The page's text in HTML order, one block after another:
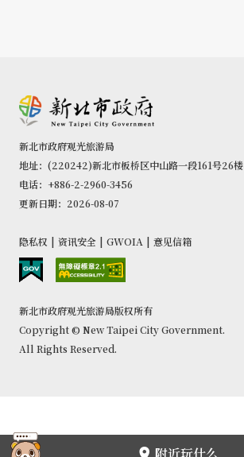
新北市政府观光旅游局
地址：(220242)新北市板桥区中山路一段161号26楼
电话：+886-2-2960-3456
更新日期：2026-08-07
隐私权 | 资讯安全 | GWOIA | 意见信箱
新北市政府观光旅游局版权所有
Copyright © New Taipei City Government.
All Rights Reserved.